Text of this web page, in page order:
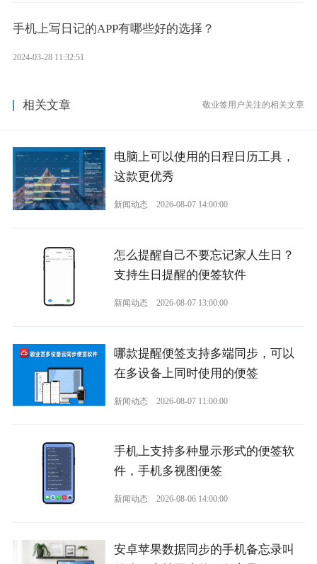
手机上写日记的APP有哪些好的选择？
2024-03-28 11:32:51
相关文章 敬业签用户关注的相关文章
电脑上可以使用的日程日历工具，
这款更优秀
新闻动态 2026-08-07 14:00:00
怎么提醒自己不要忘记家人生日？
支持生日提醒的便签软件
新闻动态 2026-08-07 13:00:00
哪款提醒便签支持多端同步，可以
在多设备上同时使用的便签
新闻动态 2026-08-07 11:00:00
手机上支持多种显示形式的便签软
件，手机多视图便签
新闻动态 2026-08-06 14:00:00
安卓苹果数据同步的手机备忘录叫